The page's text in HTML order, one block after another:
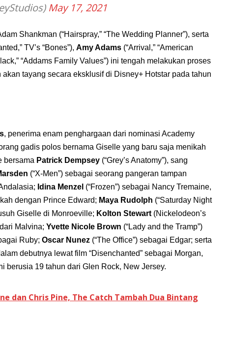
May 17, 2021
Shankman (“Hairspray,” “The Wedding Planner”), serta
TV’s “Bones”), Amy Adams (“Arrival,” “American
“Addams Family Values”) ini tengah melakukan proses
tayang secara eksklusif di Disney+ Hotstar pada tahun
, penerima enam penghargaan dari nominasi Academy
gadis polos bernama Giselle yang baru saja menikah
bersama Patrick Dempsey (“Grey’s Anatomy”), sang
(“X-Men”) sebagai seorang pangeran tampan
Idina Menzel (“Frozen”) sebagai Nancy Tremaine,
dengan Prince Edward; Maya Rudolph (“Saturday Night
Giselle di Monroeville; Kolton Stewart (Nickelodeon’s
Malvina; Yvette Nicole Brown (“Lady and the Tramp”)
Ruby; Oscar Nunez (“The Office”) sebagai Edgar; serta
debutnya lewat film “Disenchanted” sebagai Morgan,
berusia 19 tahun dari Glen Rock, New Jersey.
dan Chris Pine, The Catch Tambah Dua Bintang